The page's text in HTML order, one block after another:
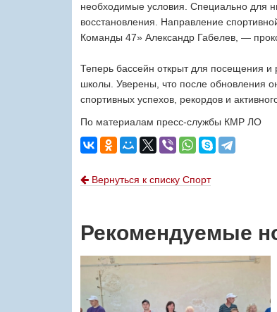
необходимые условия. Специально для
восстановления. Направление
Команды 47» Александр Габелев, —
Теперь бассейн открыт для посещения и
школы. Уверены, что после обновления
спортивных успехов, рекордов и
По материалам пресс-службы КМР ЛО
Вернуться к списку Спорт
Рекомендуемые